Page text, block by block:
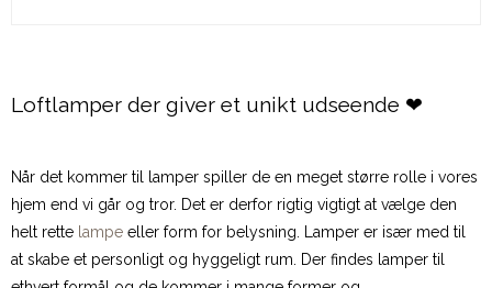
Loftlamper der giver et unikt udseende ❤
Når det kommer til lamper spiller de en meget større rolle i vores
hjem end vi går og tror. Det er derfor rigtig vigtigt at vælge den
helt rette lampe eller form for belysning. Lamper er især med til
at skabe et personligt og hyggeligt rum. Der findes lamper til